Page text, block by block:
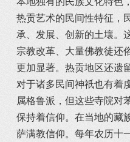
热贡艺术的民间性特征，
承、发展、创新的土壤。
宗教改革、大量佛教徒还
更加显著。热贡地区还遗
对于诸多民间神祇也有着
属格鲁派，但这些寺院对
保持着信仰。在当地的藏
萨满教信仰。每年农历十